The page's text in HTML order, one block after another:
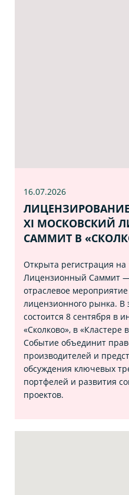
16.07.2026
XI МОСКОВСКИЙ
САММИТ В
Открыта регистрация на
Лицензионный Саммит
отраслевое
лицензионного рынка. В
состоится 8 сентября в
«Сколково», в
Событие объединит
производителей и
обсуждения ключевых
портфелей и развития
проектов.